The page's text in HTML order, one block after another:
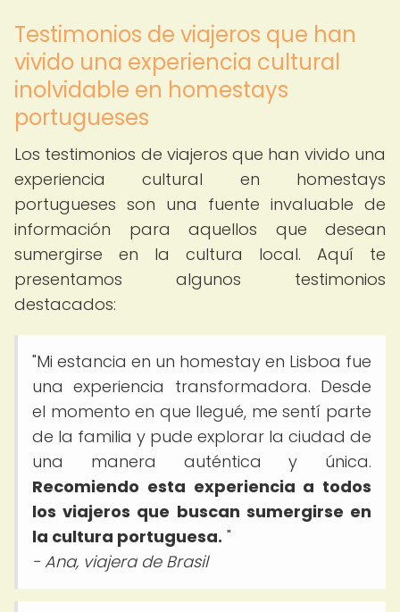
Testimonios de viajeros que han
vivido una experiencia cultural
inolvidable en homestays
portugueses
Los testimonios de viajeros que han vivido una
experiencia cultural en homestays
portugueses son una fuente invaluable de
información para aquellos que desean
sumergirse en la cultura local. Aquí te
presentamos algunos testimonios
destacados:
"Mi estancia en un homestay en Lisboa fue
una experiencia transformadora. Desde
el momento en que llegué, me sentí parte
de la familia y pude explorar la ciudad de
una manera auténtica y única.
Recomiendo esta experiencia a todos
los viajeros que buscan sumergirse en
la cultura portuguesa. "
- Ana, viajera de Brasil